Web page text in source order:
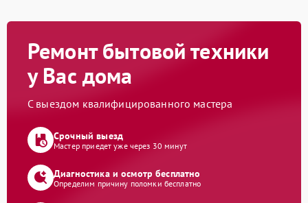
Ремонт бытовой техники
у Вас дома
С выездом квалифицированного мастера
Срочный выезд
Мастер приедет уже через 30 минут
Диагностика и осмотр бесплатно
Определим причину поломки бесплатно